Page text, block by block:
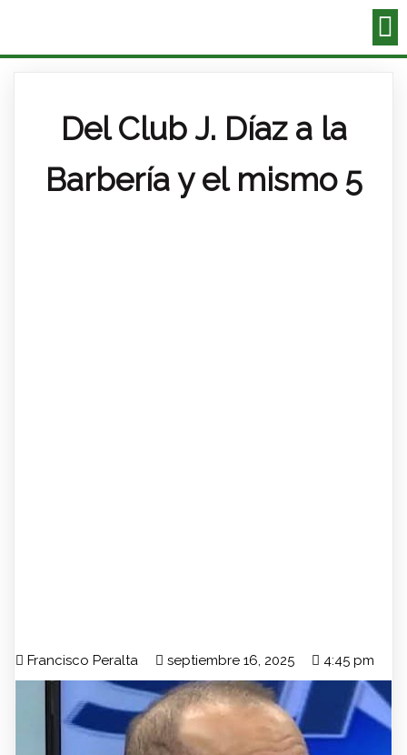
Del Club J. Díaz a la
Barbería y el mismo 5
Francisco Peralta septiembre 16, 2025 4:45 pm